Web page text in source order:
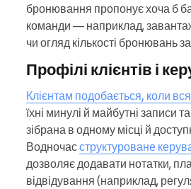
бронювання пропонує хоча б
команди — наприклад,
чи огляд кількості бронювань
Профілі клієнтів і
Клієнтам подобається, коли
їхні минулі й майбутні записи
зібрана в одному місці й
Водночасструктуроване
дозволяє додавати нотатки,
відвідування (наприклад,